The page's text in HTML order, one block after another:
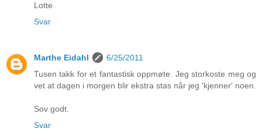
Lotte
Svar
Marthe Eidahl
6/25/2011
Tusen takk for et fantastisk oppmøte. Jeg storkoste meg og
vet at dagen i morgen blir ekstra stas når jeg 'kjenner' noen.
Sov godt.
Svar